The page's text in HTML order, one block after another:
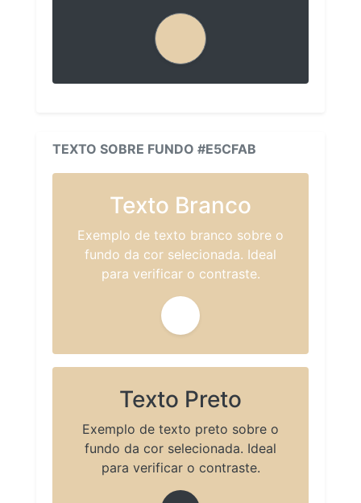
TEXTO SOBRE FUNDO #E5CFAB
Texto Branco
Exemplo de texto branco sobre o
fundo da cor selecionada. Ideal
para verificar o contraste.
Texto Preto
Exemplo de texto preto sobre o
fundo da cor selecionada. Ideal
para verificar o contraste.